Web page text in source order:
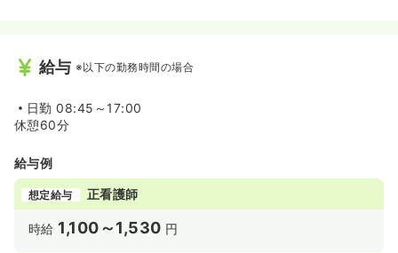
給与 ※以下の勤務時間の場合
日勤 08:45～17:00
休憩60分
給与例
想定給与 正看護師
時給 1,100～1,530 円